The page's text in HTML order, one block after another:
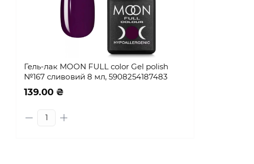
Гель-лак MOON FULL color Gel polish
№167 сливовий 8 мл, 5908254187483
139.00 ₴